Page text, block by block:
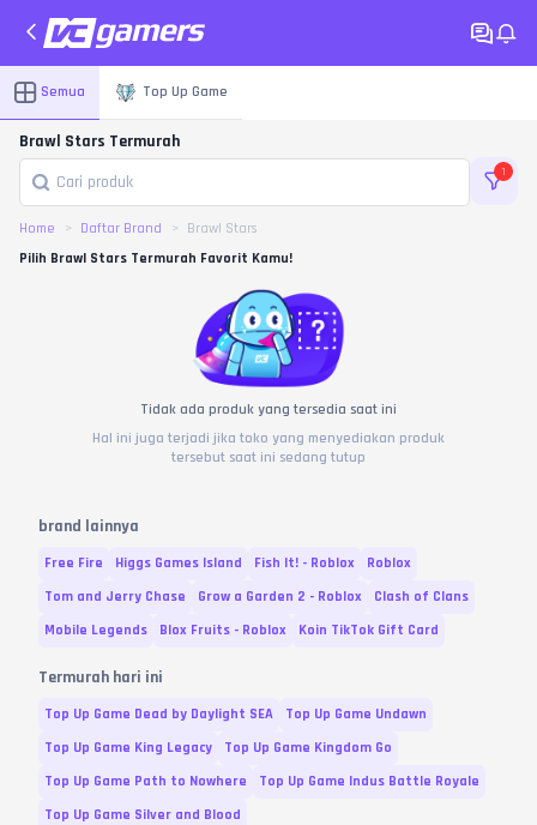
Semua Top Up Game
Brawl Stars Termurah
1
Home Daftar Brand
Brawl Stars
Pilih Brawl Stars Termurah Favorit Kamu!
Tidak ada produk yang tersedia saat ini
Hal ini juga terjadi jika toko yang menyediakan produk
tersebut saat ini sedang tutup
brand lainnya
Free Fire Higgs Games Island Fish It! - Roblox
Roblox
Tom and Jerry Chase
Grow a Garden 2 - Roblox
Clash of Clans
Mobile Legends
Blox Fruits - Roblox Koin TikTok Gift Card
Termurah hari ini
Top Up Game Dead by Daylight SEA
Top Up Game Undawn
Top Up Game King Legacy
Top Up Game Kingdom Go
Top Up Game Path to Nowhere
Top Up Game Indus Battle Royale
Top Up Game Silver and Blood